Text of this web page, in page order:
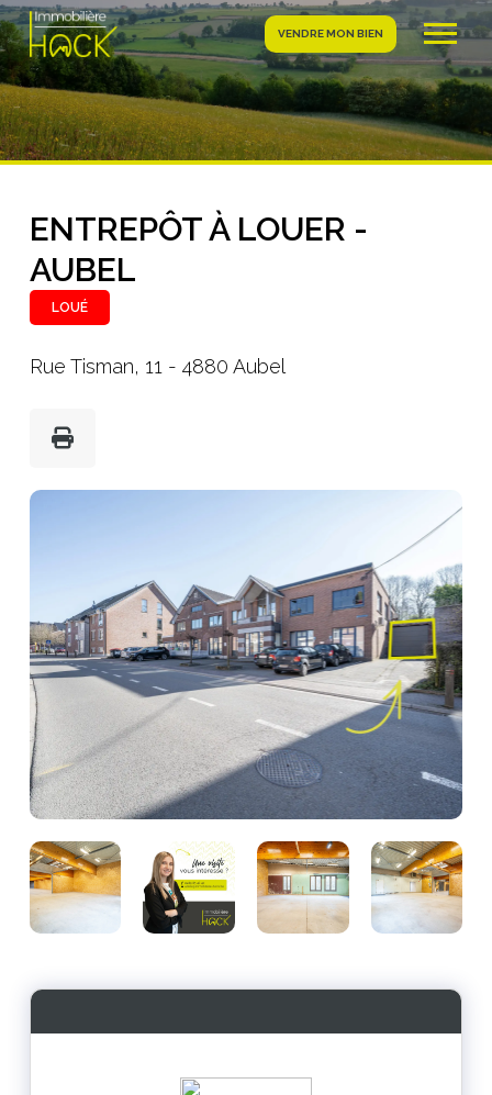
VENDRE MON BIEN
ENTREPÔT À LOUER -
AUBEL
LOUÉ
Rue Tisman, 11 - 4880 Aubel
Photo
Photo
de
l'album
Photo
de
l'album
Photo
de
l'album
Photo
de
l'album